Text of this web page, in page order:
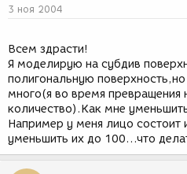
ы
3 ноя 2004
Всем здрасти!
Я моделирую на субдив
полигональную
много(я во время превращения
количество).Как мне
Например у меня лицо состоит
уменьшить их до 100...что